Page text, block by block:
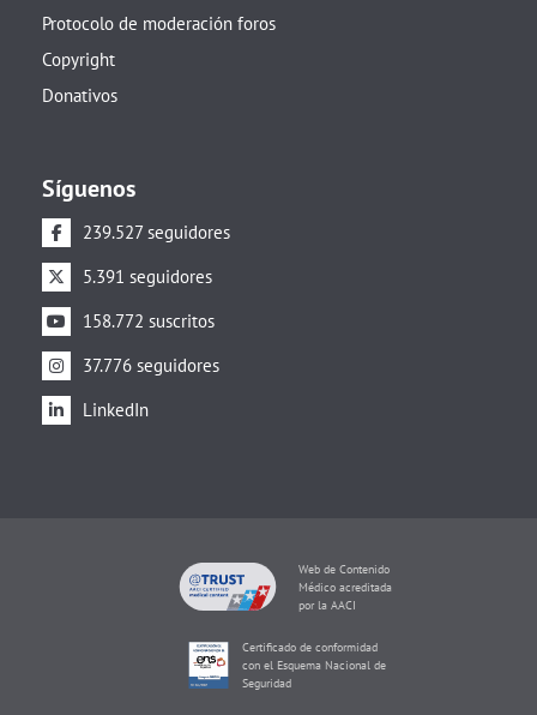
Protocolo de moderación foros
Copyright
Donativos
Síguenos
239.527 seguidores
5.391 seguidores
158.772 suscritos
37.776 seguidores
LinkedIn
Web de Contenido
Médico acreditada
por la AACI
Certificado de conformidad
con el Esquema Nacional de
Seguridad